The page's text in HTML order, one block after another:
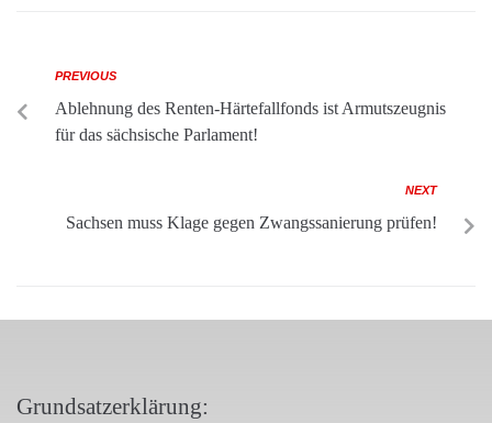
PREVIOUS
Ablehnung des Renten-Härtefallfonds ist Armutszeugnis
für das sächsische Parlament!
NEXT
Sachsen muss Klage gegen Zwangssanierung prüfen!
Grundsatzerklärung: